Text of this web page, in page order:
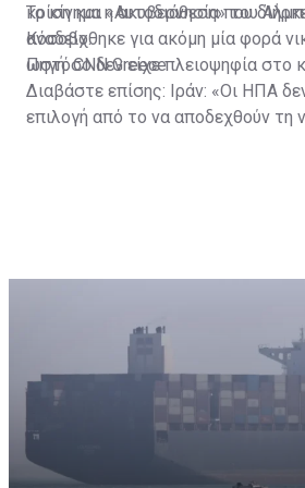
κρίση και η ακυβερνησία που
Κόσοβο.
Το κίνημα «Αυτοδιάθεση» του
αναδείχθηκε για ακόμη μία φορά
ωστόσο δεν είχε πλειοψηφία στο
Πηγή: CNN Greece
Διαβάστε επίσης: Ιράν: «Οι ΗΠΑ
επιλογή από το να αποδεχθούν τη